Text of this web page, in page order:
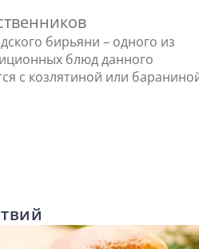
бирьяни – одного из
блюд данного
с козлятиной или